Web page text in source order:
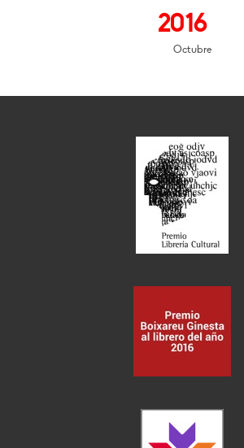
2016
Octubre